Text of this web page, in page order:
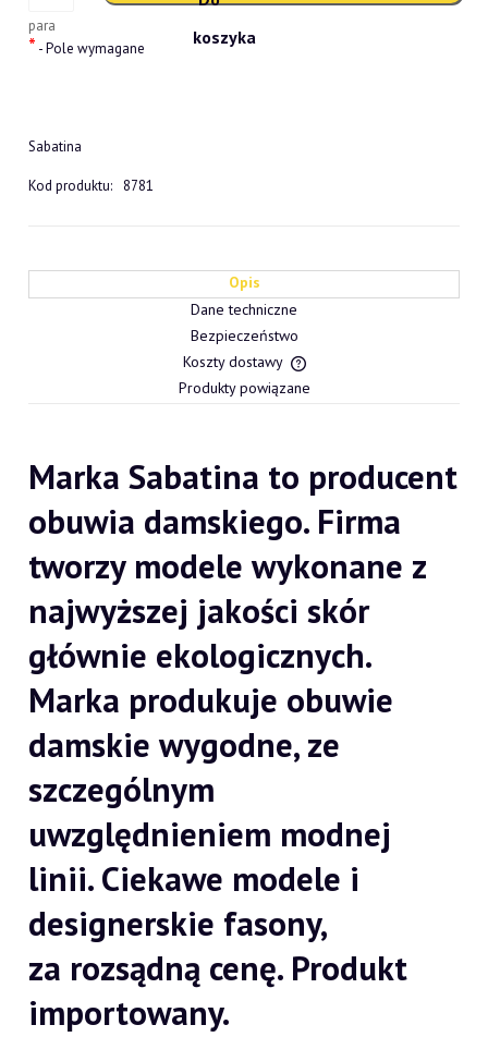
para
* - Pole wymagane
Sabatina
Kod produktu: 8781
Opis
Dane techniczne
Bezpieczeństwo
Koszty dostawy
Produkty powiązane
Marka Sabatina to producent
obuwia damskiego. Firma
tworzy modele wykonane z
najwyższej jakości skór
głównie ekologicznych.
Marka produkuje obuwie
damskie wygodne, ze
szczególnym
uwzględnieniem modnej
linii. Ciekawe modele i
designerskie fasony,
za rozsądną cenę. Produkt
importowany.